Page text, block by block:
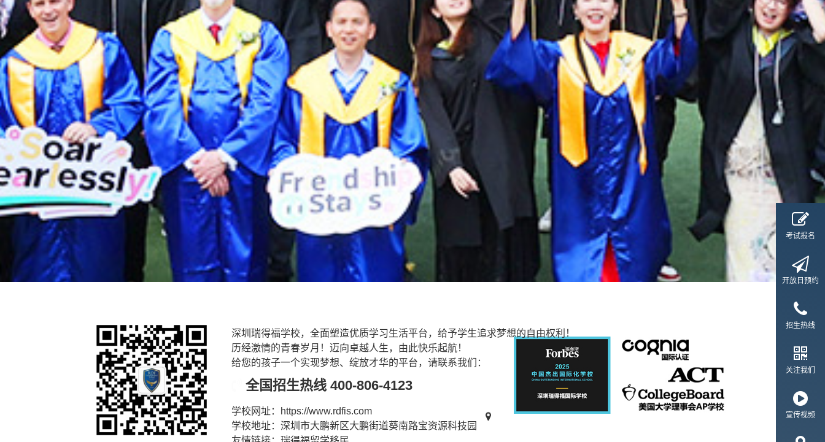
深圳瑞得福学校，全面塑造优质学习生活平台，给予学生追求梦想的自由权利！
历经激情的青春岁月！迈向卓越人生，由此快乐起航！
给您的孩子一个实现梦想、绽放才华的平台，请联系我们：
全国招生热线 400-806-4123
学校网址：
https://www.rdfis.com
学校地址：深圳市大鹏新区大鹏街道葵南路宝资源科技园
考试报名
开放日预约
招生热线
关注我们
宣传视频